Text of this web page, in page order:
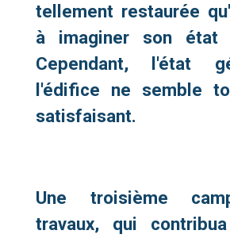
tellement restaurée
à imaginer son état
Cependant, l'état
l'édifice ne semble
satisfaisant.
Une troisième
travaux, qui